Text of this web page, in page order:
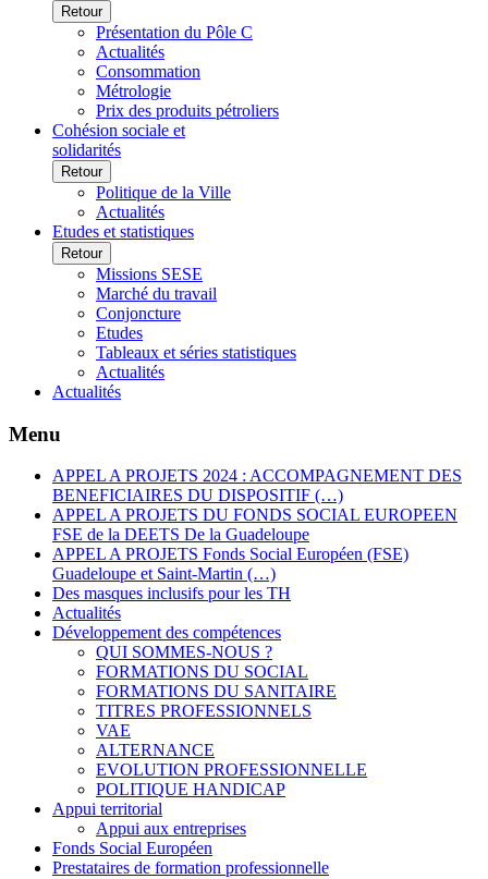
Retour
Présentation du Pôle C
Actualités
Consommation
Métrologie
Prix des produits pétroliers
Cohésion sociale et
solidarités
Retour
Politique de la Ville
Actualités
Etudes et statistiques
Retour
Missions SESE
Marché du travail
Conjoncture
Etudes
Tableaux et séries statistiques
Actualités
Actualités
Menu
APPEL A PROJETS 2024 : ACCOMPAGNEMENT DES
BENEFICIAIRES DU DISPOSITIF (…)
APPEL A PROJETS DU FONDS SOCIAL EUROPEEN
FSE de la DEETS De la Guadeloupe
APPEL A PROJETS Fonds Social Européen (FSE)
Guadeloupe et Saint-Martin (…)
Des masques inclusifs pour les TH
Actualités
Développement des compétences
QUI SOMMES-NOUS ?
FORMATIONS DU SOCIAL
FORMATIONS DU SANITAIRE
TITRES PROFESSIONNELS
VAE
ALTERNANCE
EVOLUTION PROFESSIONNELLE
POLITIQUE HANDICAP
Appui territorial
Appui aux entreprises
Fonds Social Européen
Prestataires de formation professionnelle